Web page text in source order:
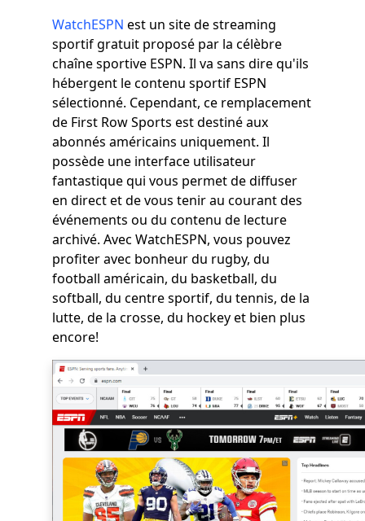
WatchESPN est un site de streaming
sportif gratuit proposé par la célèbre
chaîne sportive ESPN. Il va sans dire qu'ils
hébergent le contenu sportif ESPN
sélectionné. Cependant, ce remplacement
de First Row Sports est destiné aux
abonnés américains uniquement. Il
possède une interface utilisateur
fantastique qui vous permet de diffuser
en direct et de vous tenir au courant des
événements ou du contenu de lecture
archivé. Avec WatchESPN, vous pouvez
profiter avec bonheur du rugby, du
football américain, du basketball, du
softball, du centre sportif, du tennis, de la
lutte, de la crosse, du hockey et bien plus
encore!